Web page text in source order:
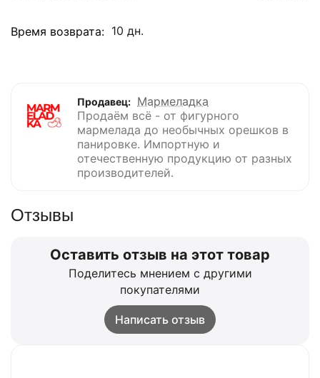
Время возврата: 10 дн.
Продавец: Мармеладка
Продаём всё - от фигурного
мармелада до необычных орешков в
панировке. Импортную и
отечественную продукцию от разных
производителей.
Отзывы
Оставить отзыв на этот товар
Поделитесь мнением с другими
покупателями
Написать отзыв